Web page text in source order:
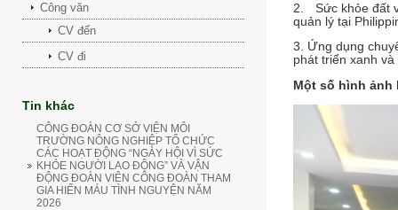
Công văn
CV đến
CV đi
Tin khác
CÔNG ĐOÀN CƠ SỞ VIỆN MÔI
TRƯỜNG NÔNG NGHIỆP TỔ CHỨC
CÁC HOẠT ĐỘNG “NGÀY HỘI VÌ SỨC
KHỎE NGƯỜI LAO ĐỘNG” VÀ VẬN
ĐỘNG ĐOÀN VIÊN CÔNG ĐOÀN THAM
GIA HIẾN MÁU TÌNH NGUYỆN NĂM
2026
2. Sức khỏe đất
quản lý tại
3. Ứng dụng
phát triển xanh
Một số hình ảnh